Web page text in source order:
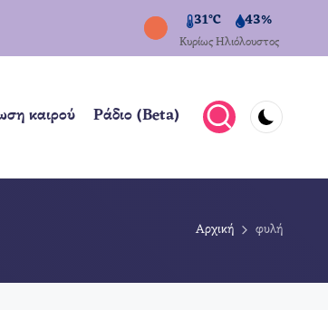
31°C 43%
Κυρίως Ηλιόλουστος
καιρού Ράδιο (Beta)
Αρχική φυλή